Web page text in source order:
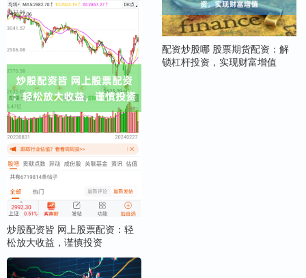
炒股配资皆 网上股票配资：轻
松放大收益，谨慎投资
配资炒股哪 股票期货配资：解
锁杠杆投资，实现财富增值